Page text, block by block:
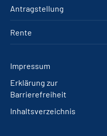
Antragstellung
Rente
Impressum
Erklärung zur
Barrierefreiheit
Inhaltsverzeichnis